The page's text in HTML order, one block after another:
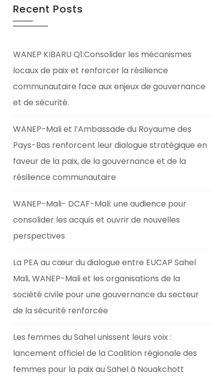
Recent Posts
WANEP KIBARU Q1:Consolider les mécanismes
locaux de paix et renforcer la résilience
communautaire face aux enjeux de gouvernance
et de sécurité.
WANEP-Mali et l’Ambassade du Royaume des
Pays-Bas renforcent leur dialogue stratégique en
faveur de la paix, de la gouvernance et de la
résilience communautaire
WANEP-Mali- DCAF-Mali: une audience pour
consolider les acquis et ouvrir de nouvelles
perspectives
La PEA au cœur du dialogue entre EUCAP Sahel
Mali, WANEP-Mali et les organisations de la
société civile pour une gouvernance du secteur
de la sécurité renforcée
Les femmes du Sahel unissent leurs voix :
lancement officiel de la Coalition régionale des
femmes pour la paix au Sahel à Nouakchott